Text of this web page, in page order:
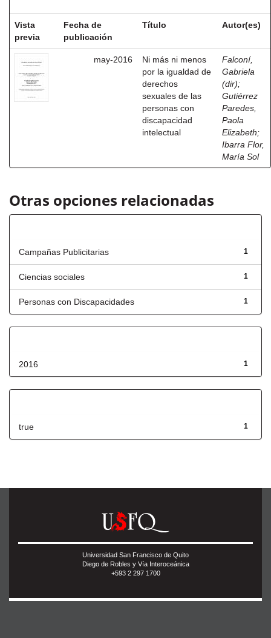
Vista
previa
Fecha de
publicación
Título Autor(es)
may-2016
Ni más ni menos
por la igualdad de
derechos
sexuales de las
personas con
discapacidad
intelectual
Falconí,
Gabriela
(dir);
Gutiérrez
Paredes,
Paola
Elizabeth;
Ibarra Flor,
María Sol
Otras opciones relacionadas
1
Campañas Publicitarias
1
Ciencias sociales
1
Personas con Discapacidades
1
2016
1
true
Universidad San Francisco de Quito
Diego de Robles y Vía Interoceánica
+593 2 297 1700